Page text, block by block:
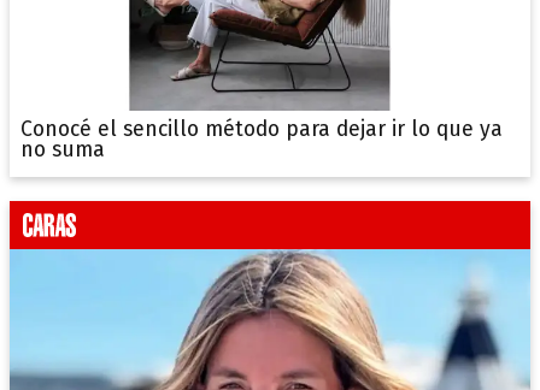
Conocé el sencillo método para dejar ir lo que ya
no suma